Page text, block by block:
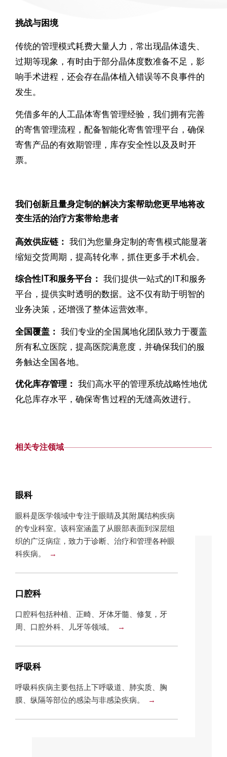
挑战与困境
传统的管理模式耗费大量人力，常出现晶体遗失、
过期等现象，有时由于部分晶体度数准备不足，影
响手术进程，还会存在晶体植入错误等不良事件的
发生。
凭借多年的人工晶体寄售管理经验，我们拥有完善
的寄售管理流程，配备智能化寄售管理平台，确保
寄售产品的有效期管理，库存安全性以及及时开
票。
我们创新且量身定制的解决方案帮助您更早地将改
变生活的治疗方案带给患者
高效供应链： 我们为您量身定制的寄售模式能显著
缩短交货周期，提高转化率，抓住更多手术机会。
综合性IT和服务平台： 我们提供一站式的IT和服务
平台，提供实时透明的数据。这不仅有助于明智的
业务决策，还增强了整体运营效率。
全国覆盖： 我们专业的全国属地化团队致力于覆盖
所有私立医院，提高医院满意度，并确保我们的服
务触达全国各地。
优化库存管理： 我们高水平的管理系统战略性地优
化总库存水平，确保寄售过程的无缝高效进行。
相关专注领域
眼科
眼科是医学领域中专注于眼睛及其附属结构疾病
的专业科室。该科室涵盖了从眼部表面到深层组
织的广泛病症，致力于诊断、治疗和管理各种眼
科疾病。
口腔科
口腔科包括种植、正畸、牙体牙髓、修复，牙
周、口腔外科、儿牙等领域。
呼吸科
呼吸科疾病主要包括上下呼吸道、肺实质、胸
膜、纵隔等部位的感染与非感染疾病。